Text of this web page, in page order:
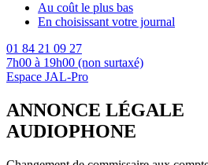
Au coût le plus bas
En choisissant votre journal
01 84 21 09 27
7h00 à 19h00 (non surtaxé)
Espace JAL-Pro
ANNONCE LÉGALE
AUDIOPHONE